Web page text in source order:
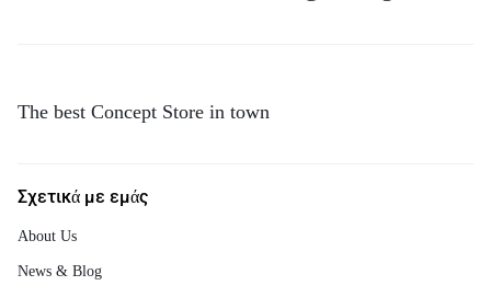
The best Concept Store in town
Σχετικά με εμάς
About Us
News & Blog